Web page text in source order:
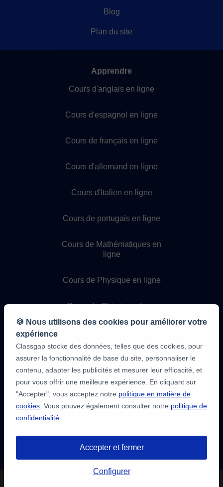
20 minutes pour trouver un professeur.
Blog
Plan du site
Apprendre
Cours d'anglais en ligne
Cours d'espagnol en ligne
Cours de français en ligne
Cours d'allemand en ligne
Cours d'Italien en ligne
Cours de portugais en ligne
Cours de Mathématiques en
ligne
Cours de Physique en ligne
Cours de Chimie en ligne
avis
des élèves
🍪 Nous utilisons des cookies pour améliorer votre
expérience
Classgap stocke des données, telles que des cookies, pour
assurer la fonctionnalité de base du site, personnaliser le
contenu, adapter les publicités et mesurer leur efficacité, et
pour vous offrir une meilleure expérience. En cliquant sur
"Accepter", vous acceptez notre politique en matière de
cookies . Vous pouvez également consulter notre politique de
confidentialité
Accepter et fermer
Configurer